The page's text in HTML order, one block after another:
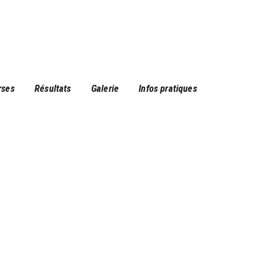
Résultats Galerie Infos pratiques